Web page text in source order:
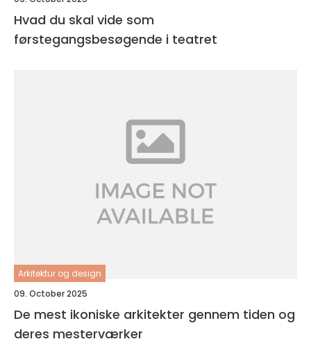
Hvad du skal vide som
førstegangsbesøgende i teatret
Arkitektur og design
09. October 2025
De mest ikoniske arkitekter gennem tiden og
deres mesterværker